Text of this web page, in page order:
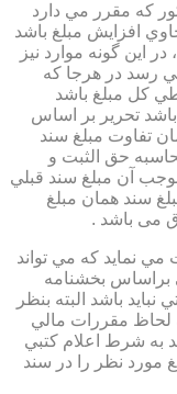
كه مقرر مي دارد
افزايش مبلغ باشد
اين گونه موارد نيز
رسد در هرجا كه
كل مبلغ باشد
تحرير بر اساس
تفاوت مبلغ سند
حق الثبت و
آن مبلغ سند قبلي
سند همان مبلغ
می باشد .
مي نمايد كه مي تواند
براساس بخشنامه
باشد البته بنظر
لحاظ مقررات مالي
به شرط اعلام كتبي
مورد نظر را در سند